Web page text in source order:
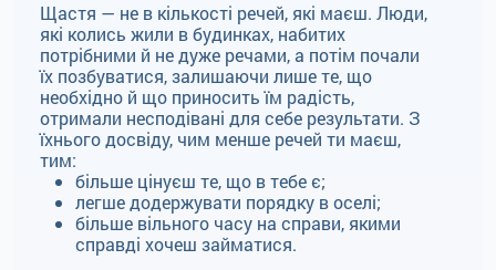
Щастя — не в кількості речей, які маєш. Люди,
які колись жили в будинках, набитих
потрібними й не дуже речами, а потім почали
їх позбуватися, залишаючи лише те, що
необхідно й що приносить їм радість,
отримали несподівані для себе результати. З
їхнього досвіду, чим менше речей ти маєш,
тим:
більше цінуєш те, що в тебе є;
легше додержувати порядку в оселі;
більше вільного часу на справи, якими
справді хочеш займатися.